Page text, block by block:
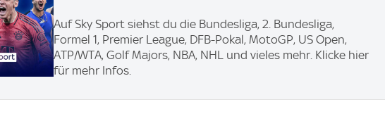
Auf Sky Sport siehst du die Bundesliga, 2. Bundesliga,
Formel 1, Premier League, DFB-Pokal, MotoGP, US Open,
ATP/WTA, Golf Majors, NBA, NHL und vieles mehr. Klicke hier
für mehr Infos.